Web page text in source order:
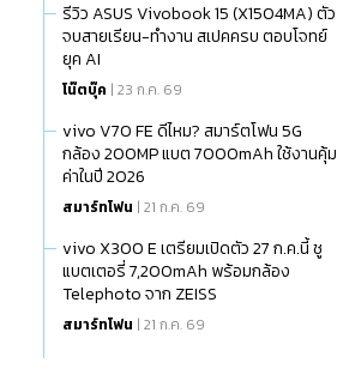
รีวิว ASUS Vivobook 15 (X1504MA) ตัว
จบสายเรียน-ทำงาน สเปคครบ ตอบโจทย์
ยุค AI
โน๊ตบุ๊ค | 23 ก.ค. 69
vivo V70 FE ดีไหม? สมาร์ตโฟน 5G
กล้อง 200MP แบต 7000mAh ใช้งานคุ้ม
ค่าในปี 2026
สมาร์ทโฟน | 21 ก.ค. 69
vivo X300 E เตรียมเปิดตัว 27 ก.ค.นี้ ชู
แบตเตอรี่ 7,200mAh พร้อมกล้อง
Telephoto จาก ZEISS
สมาร์ทโฟน | 21 ก.ค. 69